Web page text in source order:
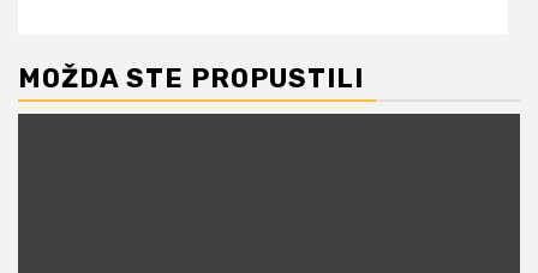
MOŽDA STE PROPUSTILI